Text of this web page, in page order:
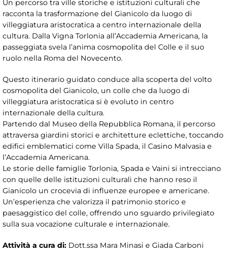
Un percorso tra ville storiche e istituzioni culturali che
racconta la trasformazione del Gianicolo da luogo di
villeggiatura aristocratica a centro internazionale della
cultura. Dalla Vigna Torlonia all’Accademia Americana, la
passeggiata svela l’anima cosmopolita del Colle e il suo
ruolo nella Roma del Novecento.
Questo itinerario guidato conduce alla scoperta del volto
cosmopolita del Gianicolo, un colle che da luogo di
villeggiatura aristocratica si è evoluto in centro
internazionale della cultura.
Partendo dal Museo della Repubblica Romana, il percorso
attraversa giardini storici e architetture eclettiche, toccando
edifici emblematici come Villa Spada, il Casino Malvasia e
l’Accademia Americana.
Le storie delle famiglie Torlonia, Spada e Vaini si intrecciano
con quelle delle istituzioni culturali che hanno reso il
Gianicolo un crocevia di influenze europee e americane.
Un’esperienza che valorizza il patrimonio storico e
paesaggistico del colle, offrendo uno sguardo privilegiato
sulla sua vocazione culturale e internazionale.
Attività a cura di: Dott.ssa Mara Minasi e Giada Carboni